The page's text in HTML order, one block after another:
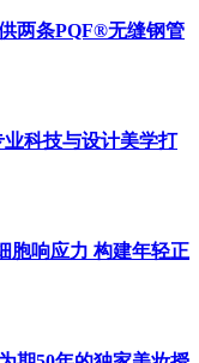
两条PQF®无缝钢管
科技与设计美学打
胞响应力‌ 构建年轻正